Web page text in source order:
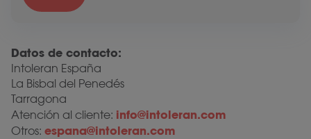
Datos de contacto:
Intoleran España
La Bisbal del Penedés
Tarragona
Atención al cliente: info@intoleran.com
Otros: espana@intoleran.com